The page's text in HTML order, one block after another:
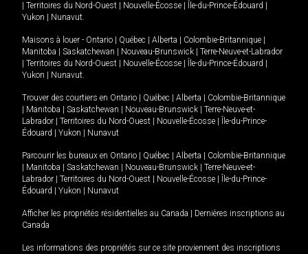
Territoires du Nord-Ouest Nouvelle-Écosse Île-du-Prince-Édouard
Yukon
Nunavut.
Maisons à louer - Ontario Québec Alberta Colombie-Britannique
Manitoba
Saskatchewan Nouveau-Brunswick
Terre-Neuve-et-Labrador
Territoires du Nord-Ouest Nouvelle-Écosse Île-du-Prince-Édouard
Yukon
Nunavut.
Trouver des courtiers en Ontario Québec Alberta
Colombie-Britannique
Manitoba Saskatchewan Nouveau-Brunswick
Terre-Neuve-et-
Labrador
Territoires du Nord-Ouest Nouvelle-Écosse
Île-du-Prince-
Édouard
Yukon Nunavut
Parcourir les bureaux en Ontario Québec Alberta
Colombie-Britannique
Manitoba Saskatchewan Nouveau-Brunswick
Terre-Neuve-et-
Labrador
Territoires du Nord-Ouest Nouvelle-Écosse
Île-du-Prince-
Édouard
Yukon Nunavut
Afficher les propriétés résidentielles au Canada
Dernières inscriptions au
Canada
Les informations des propriétés sur ce site proviennent des inscriptions